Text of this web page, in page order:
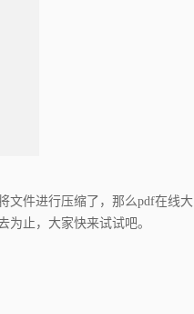
件进行压缩了，那么pdf在线大
止，大家快来试试吧。